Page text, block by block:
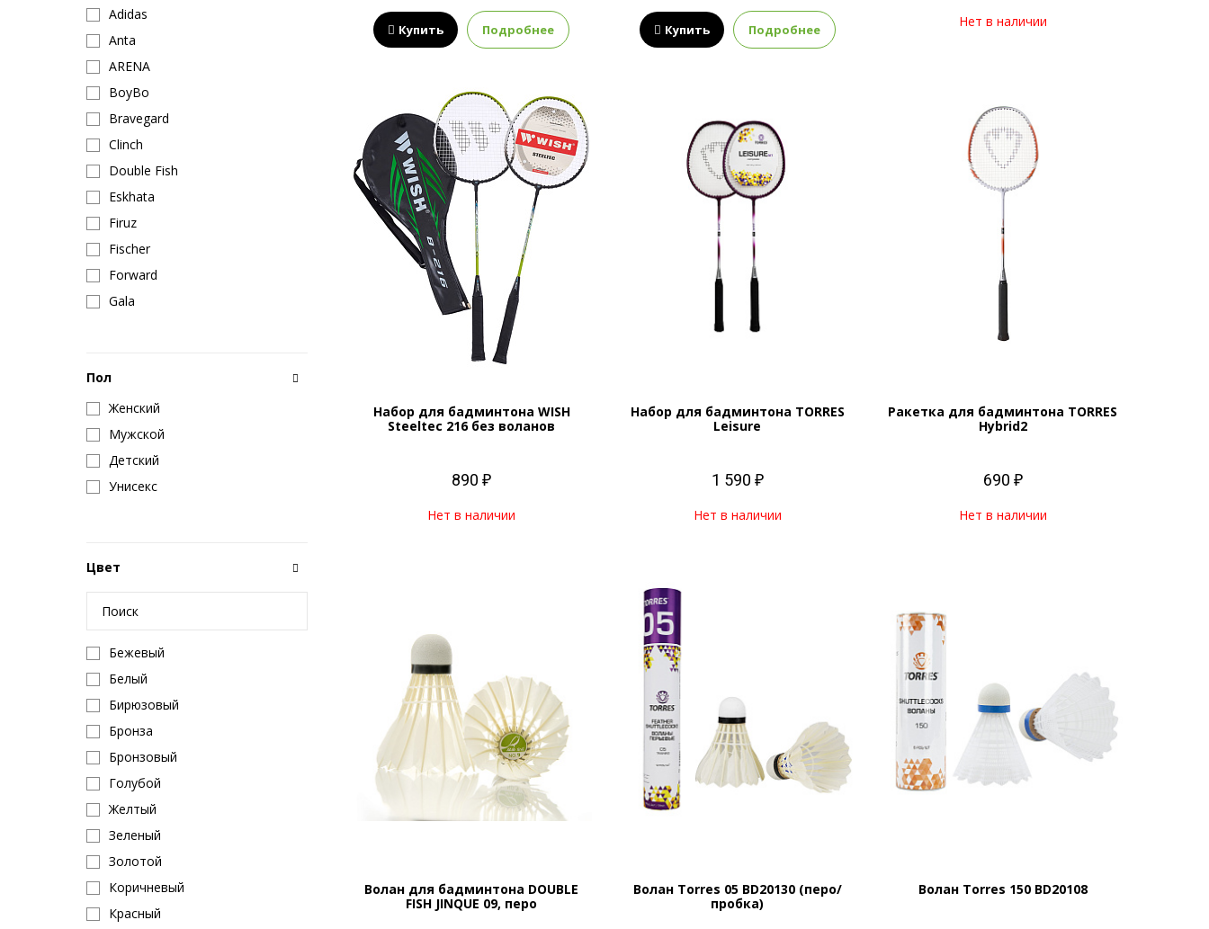
Adidas
Anta
ARENA
BoyBo
Bravegard
Clinch
Double Fish
Eskhata
Firuz
Fisсher
Forward
Gala
Hardcore Training
Hell Labs
Insane
Jogel
Joma
Li-Ning
Mad Wave
Manto
Molten
Motor
Nature Foods
Penalty
Salomon
Пол
Женский
Мужской
Детский
Унисекс
Цвет
Бежевый
Белый
Бирюзовый
Бронза
Бронзовый
Голубой
Желтый
Зеленый
Золотой
Коричневый
Красный
Купить Подробнее Купить Подробнее Нет в наличии
Набор для бадминтона WISH
Steeltec 216 без воланов
890 ₽
Нет в наличии
Набор для бадминтона TORRES
Leisure
1 590 ₽
Нет в наличии
Ракетка для бадминтона TORRES
Hybrid2
690 ₽
Нет в наличии
Волан для бадминтона DOUBLE
FISH JINQUE 09, перо
Волан Torres 05 BD20130 (перо/
пробка)
Волан Torres 150 BD20108